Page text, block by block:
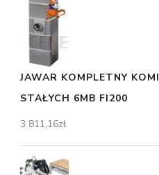
JAWAR KOMPLETNY
STAŁYCH 6MB FI200
3 811,16zł